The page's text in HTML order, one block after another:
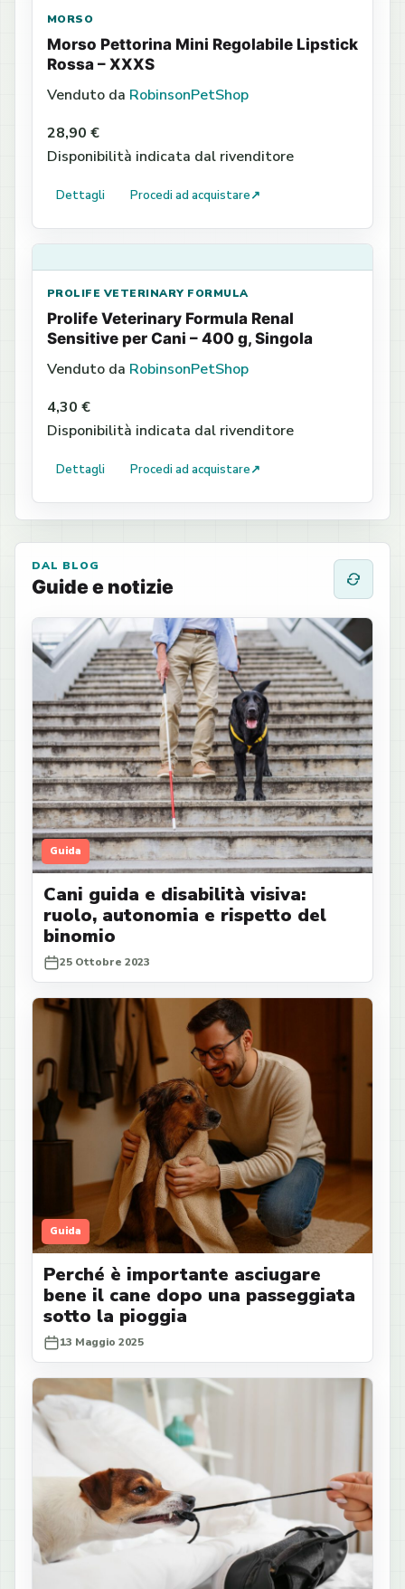
MORSO
Morso Pettorina Mini Regolabile Lipstick
Rossa – XXXS
Venduto da RobinsonPetShop
28,90 €
Disponibilità indicata dal rivenditore
Dettagli Procedi ad acquistare↗
PROLIFE VETERINARY FORMULA
Prolife Veterinary Formula Renal
Sensitive per Cani – 400 g, Singola
Venduto da RobinsonPetShop
4,30 €
Disponibilità indicata dal rivenditore
Dettagli Procedi ad acquistare↗
DAL BLOG
Guide e notizie
Guida
Cani guida e disabilità visiva:
ruolo, autonomia e rispetto del
binomio
25 Ottobre 2023
Guida
Perché è importante asciugare
bene il cane dopo una passeggiata
sotto la pioggia
13 Maggio 2025